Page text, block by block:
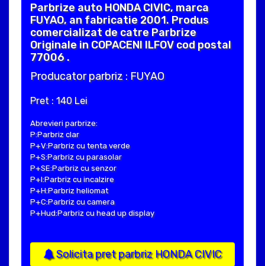
Parbrize auto HONDA CIVIC, marca
FUYAO, an fabricatie 2001. Produs
comercializat de catre Parbrize
Originale in COPACENI ILFOV cod postal
77006 .
Producator parbriz : FUYAO
Pret : 140 Lei
Abrevieri parbrize:
P:Parbriz clar
P+V:Parbriz cu tenta verde
P+S:Parbriz cu parasolar
P+SE:Parbriz cu senzor
P+I:Parbriz cu incalzire
P+H:Parbriz heliomat
P+C:Parbriz cu camera
P+Hud:Parbriz cu head up display
Solicita pret parbriz HONDA CIVIC